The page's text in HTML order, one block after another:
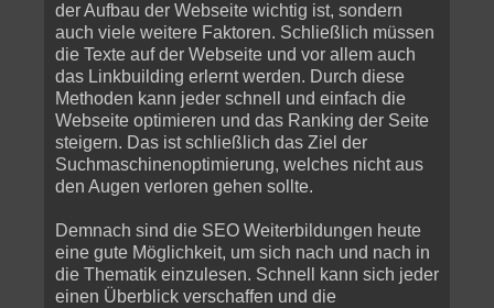
der Aufbau der Webseite wichtig ist, sondern
auch viele weitere Faktoren. Schließlich müssen
die Texte auf der Webseite und vor allem auch
das Linkbuilding erlernt werden. Durch diese
Methoden kann jeder schnell und einfach die
Webseite optimieren und das Ranking der Seite
steigern. Das ist schließlich das Ziel der
Suchmaschinenoptimierung, welches nicht aus
den Augen verloren gehen sollte.
Demnach sind die SEO Weiterbildungen heute
eine gute Möglichkeit, um sich nach und nach in
die Thematik einzulesen. Schnell kann sich jeder
einen Überblick verschaffen und die